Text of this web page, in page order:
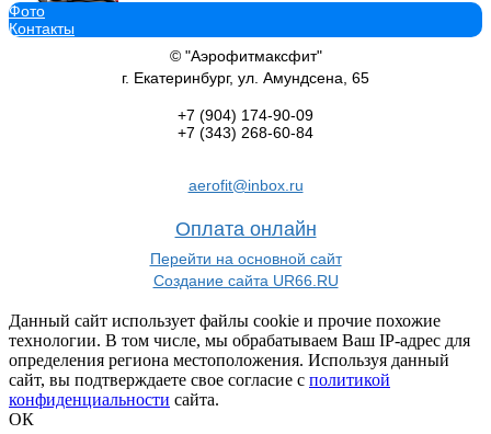
Велотренажер Protrain PR-SB002 спин байк для зала
В корзину добавить
В корзину добавить
Эллиптический тренажер Royal Fitness RFEL-53 велоэлипсоид
23 990 руб.
В корзину добавить
Фото
Контакты
© "Аэрофитмаксфит"
г. Екатеринбург, ул. Амундсена, 65
+7 (904) 174-90-09
+7 (343) 268-60-84
aerofit@inbox.ru
Оплата онлайн
Перейти на основной сайт
Создание сайта UR66.RU
Данный сайт использует файлы cookie и прочие похожие
технологии. В том числе, мы обрабатываем Ваш IP-адрес для
определения региона местоположения. Используя данный
сайт, вы подтверждаете свое согласие с политикой
конфиденциальности сайта.
ОК